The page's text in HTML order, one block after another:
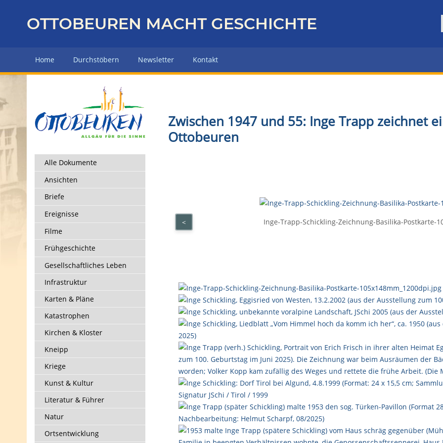
z
r
H
u
p
e
OTTOBEUREN MACHT GESCHICHTE
Home Durchstöbern Newsletter Kontakt
Alle Dokumente
Ansichten
Briefe
Ereignisse
Filme
Frühgeschichte
Gesellschaftliches Leben
Infrastruktur
Karten & Pläne
Katastrophen
Kirchen & Kloster
Kneipp
Kriege
Kunst & Kultur
Literatur & Führer
Natur
Ortsentwicklung
Zwischen 1947 und 55: Inge Trapp zeichnet
Ottobeuren
Inge-Trapp-Schickling-Zeichnung-Basilika-Postkarte-
<